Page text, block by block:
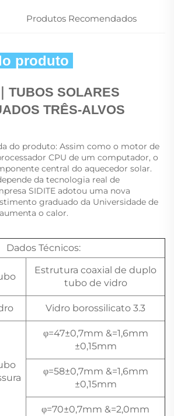
Produtos Recomendados
produto
TUBOS SOLARES
TRÊS-ALVOS
do produto: Assim como o motor de
CPU de um computador, o
central do aquecedor solar.
da tecnologia real de
SIDITE adotou uma nova
graduado da Universidade de
o calor.
Dados Técnicos:
Estrutura coaxial de duplo
tubo de vidro
Vidro borossilicato 3.3
φ=47±0,7mm &=1,6mm
±0,15mm
φ=58±0,7mm &=1,6mm
±0,15mm
φ=70±0,7mm &=2,0mm